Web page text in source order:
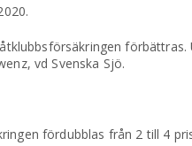
vd Svenska Sjö.
fördubblas från 2 till 4